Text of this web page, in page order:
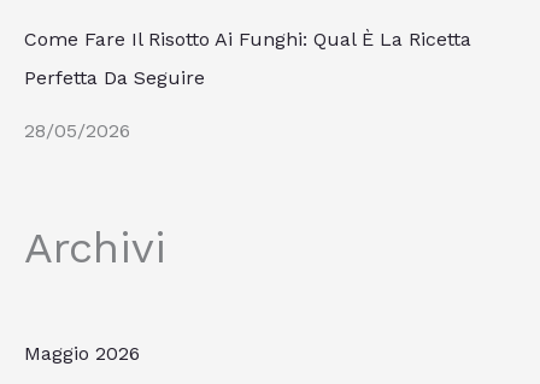
Come Fare Il Risotto Ai Funghi: Qual È La Ricetta
Perfetta Da Seguire
28/05/2026
Archivi
Maggio 2026